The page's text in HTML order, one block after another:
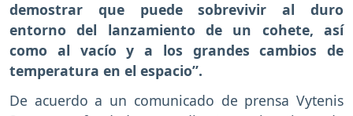
demostrar que puede sobrevivir al duro
entorno del lanzamiento de un cohete, así
como al vacío y a los grandes cambios de
temperatura en el espacio”.
De acuerdo a un comunicado de prensa Vytenis